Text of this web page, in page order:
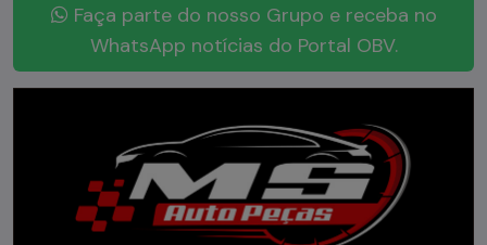
Faça parte do nosso Grupo e receba no
WhatsApp notícias do Portal OBV.